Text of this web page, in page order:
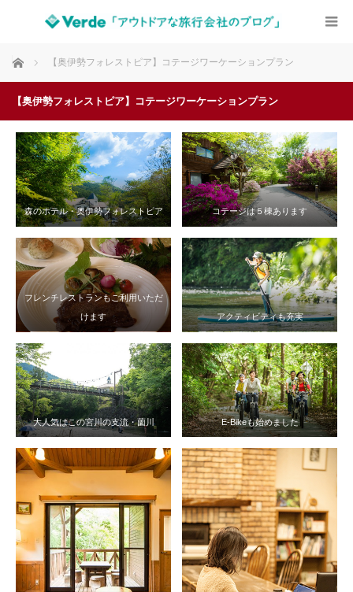
ホーム 【奥伊勢フォレストピア】コテージワーケーションプラン
【奥伊勢フォレストピア】コテージワーケーションプラン
森のホテル・奥伊勢フォレストピア コテージは５棟あります
フレンチレストランもご利用いただ
けます
アクティビティも充実
大人気はこの宮川の支流・薗川 E-Bikeも始めました